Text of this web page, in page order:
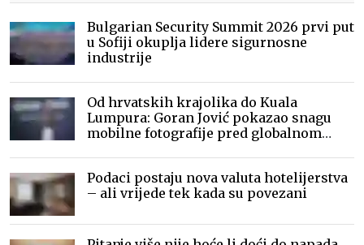
Bulgarian Security Summit 2026 prvi put
u Sofiji okuplja lidere sigurnosne
industrije
Od hrvatskih krajolika do Kuala
Lumpura: Goran Jović pokazao snagu
mobilne fotografije pred globalnom
Podaci postaju nova valuta hotelijerstva
– ali vrijede tek kada su povezani